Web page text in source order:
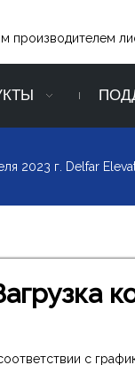
производителем
2023 г. Delfar
с